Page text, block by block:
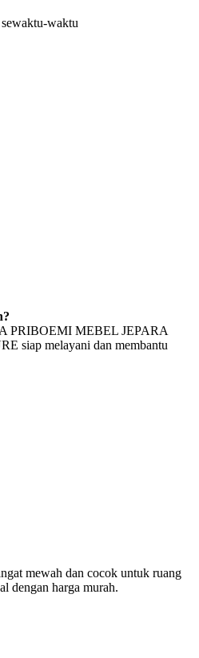
waktu
PRIBOEMI MEBEL JEPARA
siap melayani dan membantu
mewah dan cocok untuk ruang
dengan harga murah.